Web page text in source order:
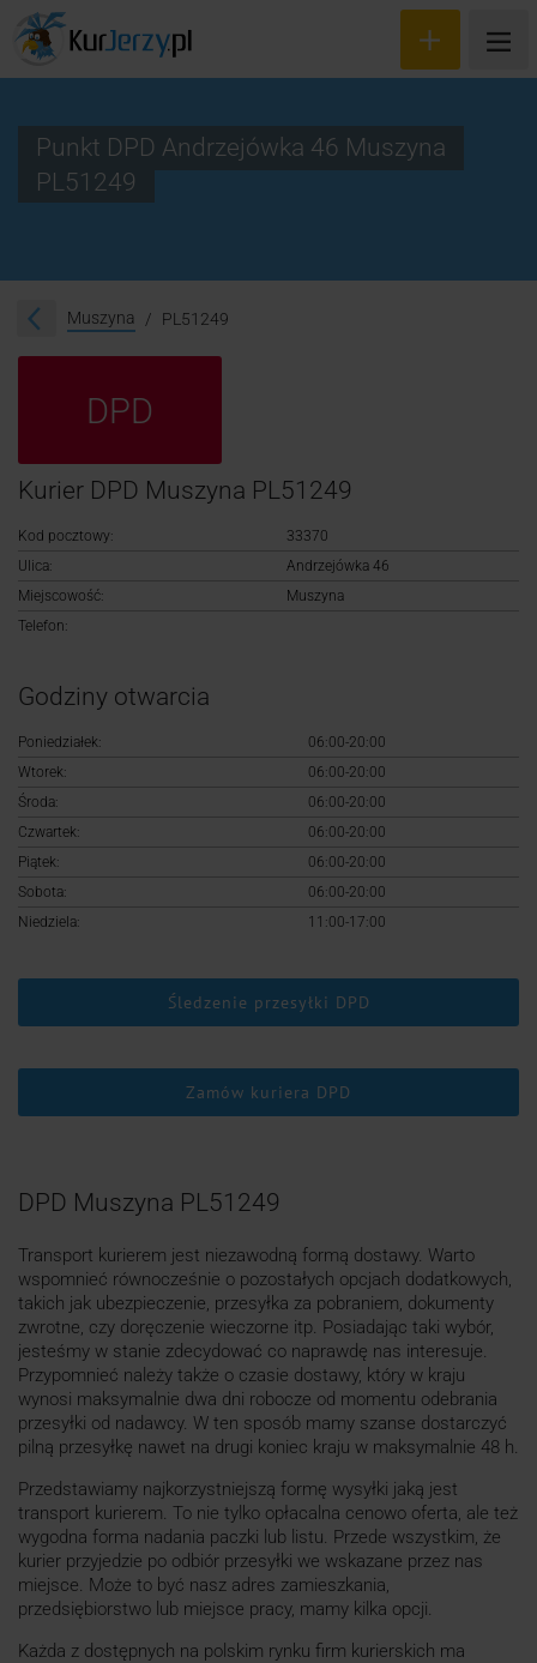
Śledzenie przesyłki
Logowanie
Punkt DPD Andrzejówka 46 Muszyna
PL51249
Muszyna PL51249
DPD
Kurier DPD Muszyna PL51249
Kod pocztowy:
33370
Ulica:
Andrzejówka 46
Miejscowość:
Muszyna
Telefon:
Godziny otwarcia
Poniedziałek:
06:00-20:00
Wtorek:
06:00-20:00
Środa:
06:00-20:00
Czwartek:
06:00-20:00
Piątek:
06:00-20:00
Sobota:
06:00-20:00
Niedziela:
11:00-17:00
Śledzenie przesyłki DPD
Zamów kuriera DPD
DPD Muszyna PL51249
Transport kurierem jest niezawodną formą dostawy. Warto
wspomnieć równocześnie o pozostałych opcjach dodatkowych,
takich jak ubezpieczenie, przesyłka za pobraniem, dokumenty
zwrotne, czy doręczenie wieczorne itp. Posiadając taki wybór,
jesteśmy w stanie zdecydować co naprawdę nas interesuje.
Przypomnieć należy także o czasie dostawy, który w kraju
wynosi maksymalnie dwa dni robocze od momentu odebrania
przesyłki od nadawcy. W ten sposób mamy szanse dostarczyć
pilną przesyłkę nawet na drugi koniec kraju w maksymalnie 48 h.
Przedstawiamy najkorzystniejszą formę wysyłki jaką jest
transport kurierem. To nie tylko opłacalna cenowo oferta, ale też
wygodna forma nadania paczki lub listu. Przede wszystkim, że
kurier przyjedzie po odbiór przesyłki we wskazane przez nas
miejsce. Może to być nasz adres zamieszkania,
przedsiębiorstwo lub miejsce pracy, mamy kilka opcji.
Każda z dostępnych na polskim rynku firm kurierskich ma